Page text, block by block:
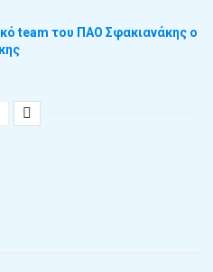
team του ΠΑΟ Σφακιανάκης ο